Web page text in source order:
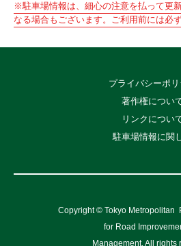
※駐車場情報は、細心の注意を払って更
なる場合もございます。ご利用前には必
プライバシーポ
著作権につい
リンクについ
駐車場情報に関
Copyright © Tokyo Metropolitan
for Road
Management, All rights